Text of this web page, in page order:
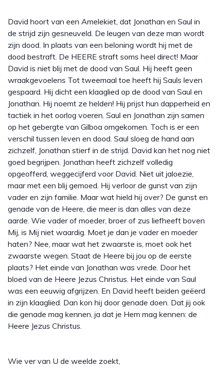
David hoort van een Amelekiet, dat Jonathan en Saul in
de strijd zijn gesneuveld. De leugen van deze man wordt
zijn dood. In plaats van een beloning wordt hij met de
dood bestraft. De HEERE straft soms heel direct! Maar
David is niet blij met de dood van Saul. Hij heeft geen
wraakgevoelens Tot tweemaal toe heeft hij Sauls leven
gespaard. Hij dicht een klaaglied op de dood van Saul en
Jonathan. Hij noemt ze helden! Hij prijst hun dapperheid en
tactiek in het oorlog voeren. Saul en Jonathan zijn samen
op het gebergte van Gilboa omgekomen. Toch is er een
verschil tussen leven en dood. Saul sloeg de hand aan
zichzelf, Jonathan stierf in de strijd. David kan het nog niet
goed begrijpen. Jonathan heeft zichzelf volledig
opgeofferd, weggecijferd voor David. Niet uit jaloezie,
maar met een blij gemoed. Hij verloor de gunst van zijn
vader en zijn familie. Maar wat hield hij over? De gunst en
genade van de Heere, die meer is dan alles van deze
aarde. Wie vader of moeder, broer of zus liefheeft boven
Mij, is Mij niet waardig. Moet je dan je vader en moeder
haten? Nee, maar wat het zwaarste is, moet ook het
zwaarste wegen. Staat de Heere bij jou op de eerste
plaats? Het einde van Jonathan was vrede. Door het
bloed van de Heere Jezus Christus. Het einde van Saul
was een eeuwig afgrijzen. En David heeft beiden geëerd
in zijn klaaglied. Dan kon hij door genade doen. Dat jij ook
die genade mag kennen, ja dat je Hem mag kennen: de
Heere Jezus Christus.
Wie ver van U de weelde zoekt,